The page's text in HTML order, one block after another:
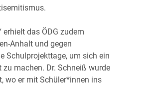
das ÖDG zudem
Anhalt und gegen
Schulprojekttage, um sich ein
machen. Dr. Schneiß wurde
wo er mit Schüler*innen ins